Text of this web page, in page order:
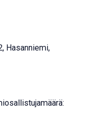
Hasanniemi,